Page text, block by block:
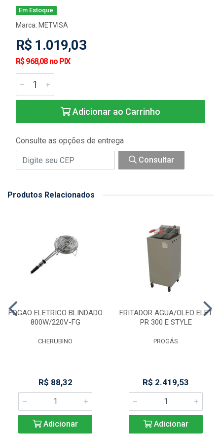
Em Estoque
Marca: METVISA
R$ 1.019,03
R$ 968,08 no PIX
Adicionar ao Carrinho
Consulte as opções de entrega
Consultar
Produtos Relacionados
FOGAO ELETRICO BLINDADO
800W/220V-FG
CHERUBINO
R$ 88,32
Adicionar
FRITADOR AGUA/OLEO ELET
PR 300 E STYLE
PROGÁS
R$ 2.419,53
Adicionar